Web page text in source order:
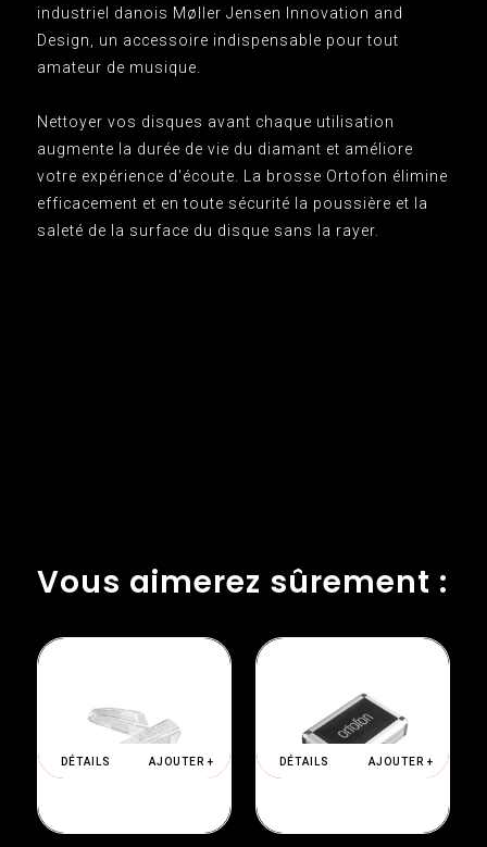
industriel danois Møller Jensen Innovation and
Design, un accessoire indispensable pour tout
amateur de musique.
Nettoyer vos disques avant chaque utilisation
augmente la durée de vie du diamant et améliore
votre expérience d'écoute. La brosse Ortofon élimine
efficacement et en toute sécurité la poussière et la
saleté de la surface du disque sans la rayer.
Vous aimerez sûrement :
DÉTAILS AJOUTER + DÉTAILS AJOUTER +